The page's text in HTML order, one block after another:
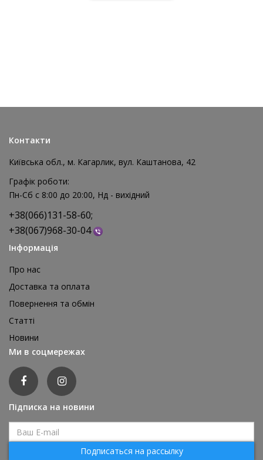
Реквізит для аніматора Мішки для стрибків, 4 шт
Контакти
Київська обл., м. Кагарлик, вул. Каштанова, 42
Графік роботи:
Пн-Сб с 8:00 до 20:00, Нд - вихідний
+38(066)131-58-60;
+38(067)968-30-04
Інформація
Про нас
Доставка та оплата
Повернення та обмін
Статті
Новини
Ми в соцмережах
Підписка на новини
Подписаться на рассылку